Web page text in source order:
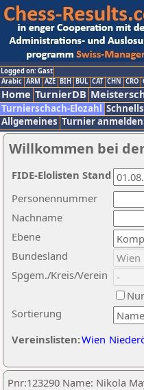
Logged on: Gast
Arabic ARM AZE BIH BUL CAT CHN CRO
Home TurnierDB
Turnierschach-Elozahl
Allgemeines Turnier
Willkommen bei
Nachname
Ebene
Sortierung
Personennummer
Bundesland
Spgem./Kreis/Verein
Vereinslisten:Wien
FIDE-Elolisten Stand
Pnr:123290 Name: Nikola